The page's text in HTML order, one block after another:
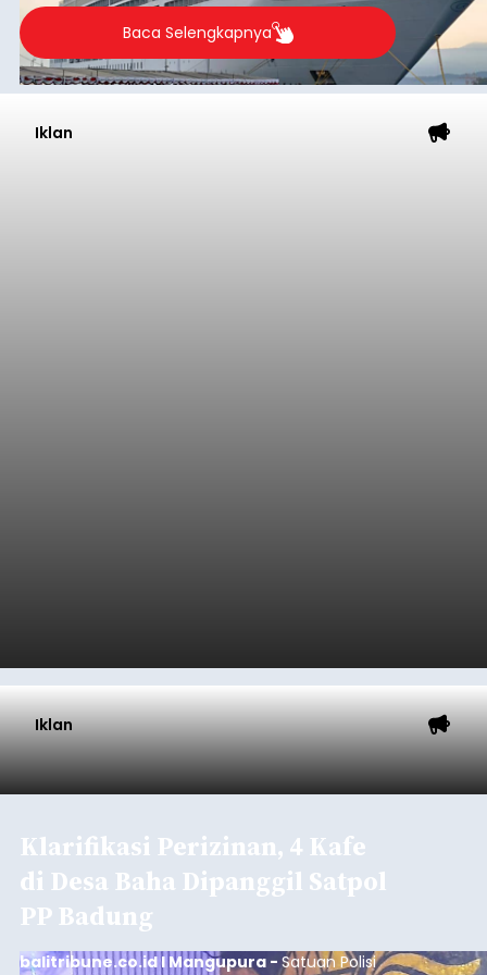
Baca Selengkapnya
Iklan
Iklan
Klarifikasi Perizinan, 4 Kafe
di Desa Baha Dipanggil Satpol
PP Badung
balitribune.co.id I Mangupura - Satuan Polisi